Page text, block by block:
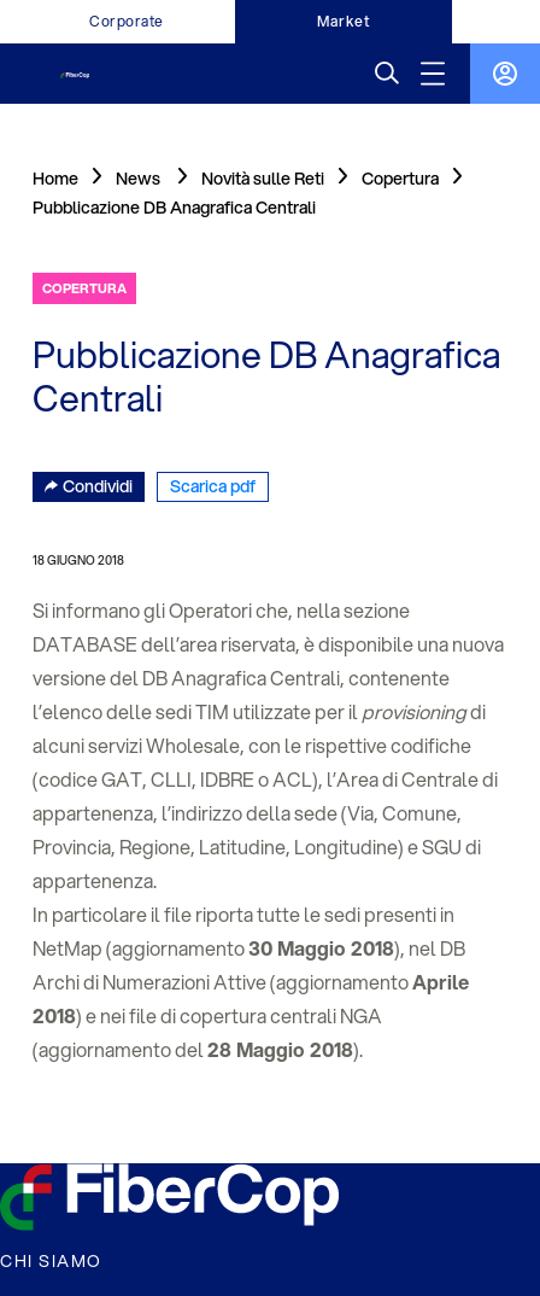
Corporate Market
Home News Novità sulle Reti
Copertura
Pubblicazione DB Anagrafica Centrali
COPERTURA
Pubblicazione DB Anagrafica
Centrali
Condividi Scarica pdf
18 GIUGNO 2018
Si informano gli Operatori che, nella sezione
DATABASE dell’area riservata, è disponibile una nuova
versione del DB Anagrafica Centrali, contenente
l’elenco delle sedi TIM utilizzate per ilprovisioningdi
alcuni servizi Wholesale, con le rispettive codifiche
(codice GAT, CLLI, IDBRE o ACL), l’Area di Centrale di
appartenenza, l’indirizzo della sede (Via, Comune,
Provincia, Regione, Latitudine, Longitudine) e SGU di
appartenenza.
In particolare il file riporta tutte le sedi presenti in
NetMap (aggiornamento30 Maggio 2018), nel DB
Archi di Numerazioni Attive (aggiornamentoAprile
2018) e nei file di copertura centrali NGA
(aggiornamento del28 Maggio 2018).
CHI SIAMO